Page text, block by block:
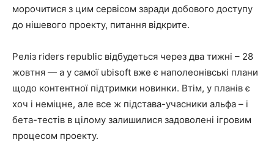
морочитися з цим сервісом заради добового доступу
до нішевого проекту, питання відкрите.
Реліз riders republic відбудеться через два тижні – 28
жовтня — а у самої ubisoft вже є наполеонівські плани
щодо контентної підтримки новинки. Втім, у планів є
хоч і неміцне, але все ж підстава-учасники альфа – і
бета-тестів в цілому залишилися задоволені ігровим
процесом проекту.